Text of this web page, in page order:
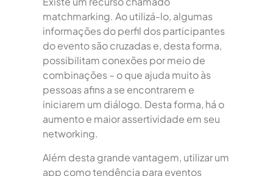
matchmarking. Ao utilizá-lo, algumas
informações do perfil dos participantes
do evento são cruzadas e, desta forma,
possibilitam conexões por meio de
combinações – o que ajuda muito às
pessoas afins a se encontrarem e
iniciarem um diálogo. Desta forma, há o
aumento e maior assertividade em seu
networking.
Além desta grande vantagem, utilizar um
app como tendência para eventos